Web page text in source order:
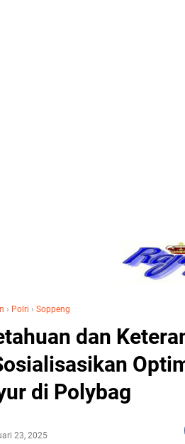
› Polri › Soppeng
dan
di Polybag
23, 2025